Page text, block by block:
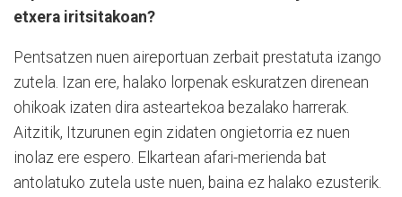
etxera iritsitakoan?
Pentsatzen nuen aireportuan zerbait prestatuta izango
zutela. Izan ere, halako lorpenak eskuratzen direnean
ohikoak izaten dira asteartekoa bezalako harrerak.
Aitzitik, Itzurunen egin zidaten ongietorria ez nuen
inolaz ere espero. Elkartean afari-merienda bat
antolatuko zutela uste nuen, baina ez halako ezusterik.